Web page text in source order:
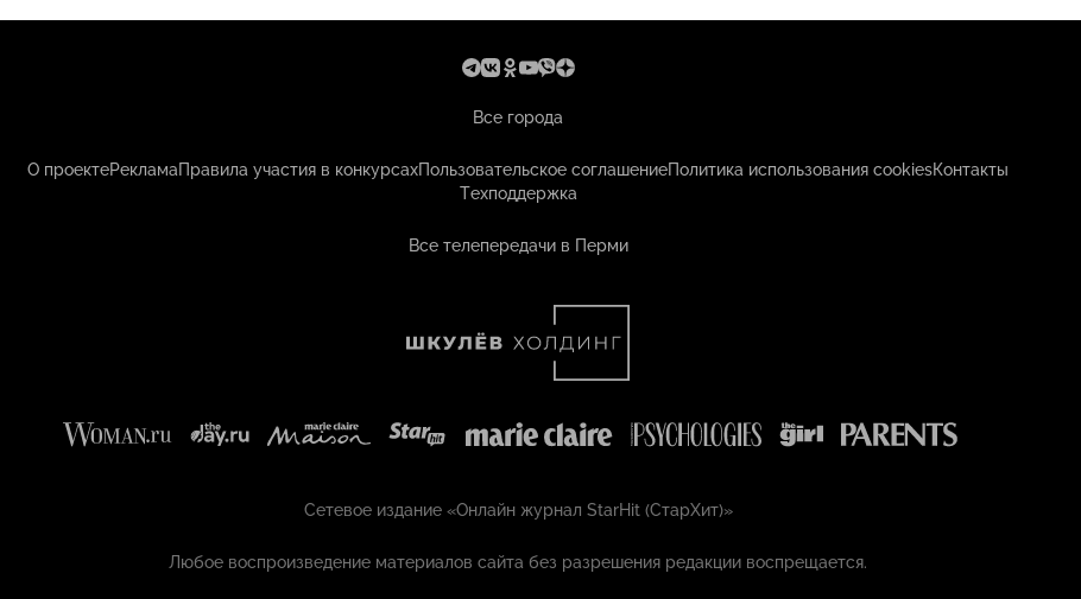
Все города
О проектеРекламаПравила участия в конкурсахПользовательское соглашениеПолитика использования cookiesКонтакты
Техподдержка
Все телепередачи в Перми
Сетевое издание «Онлайн журнал StarHit (СтарХит)»
Любое воспроизведение материалов сайта без разрешения редакции воспрещается.